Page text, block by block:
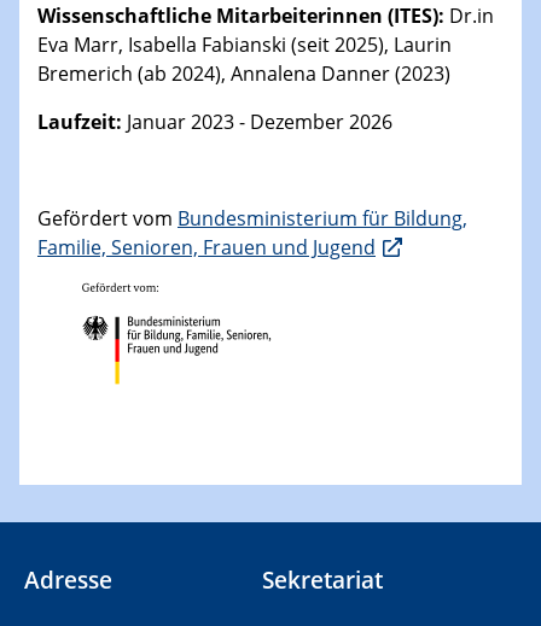
Wissenschaftliche Mitarbeiterinnen (ITES): Dr.in
Eva Marr, Isabella Fabianski (seit 2025), Laurin
Bremerich (ab 2024), Annalena Danner (2023)
Laufzeit: Januar 2023 - Dezember 2026
Gefördert vom Bundesministerium für Bildung,
Familie, Senioren, Frauen und Jugend
Adresse Sekretariat